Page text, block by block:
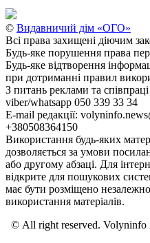
© Видавничий дім «ОГО»
Всі права захищені діючим
Будь-яке порушення права
Будь-яке відтворення
при дотриманні правил
З питань реклами та
viber/whatsapp 050 339 33 34
E-mail редакції:
+380508364150
Використання будь-яких
дозволяється за умови
або другому абзаці. Для
відкрите для пошукових
має бути розміщено
використання матеріалів.
© All right reserved. Volyninfo